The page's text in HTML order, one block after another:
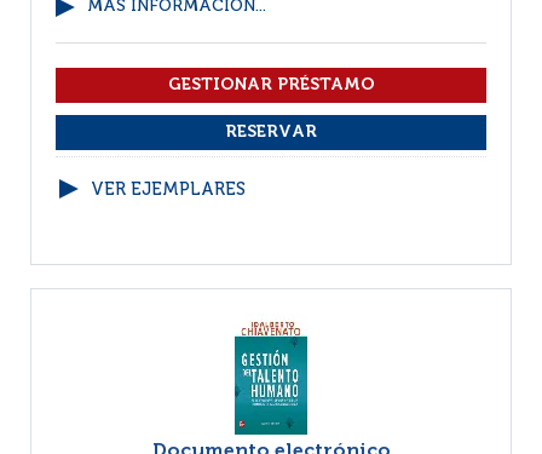
MÁS INFORMACIÓN...
VER EJEMPLARES